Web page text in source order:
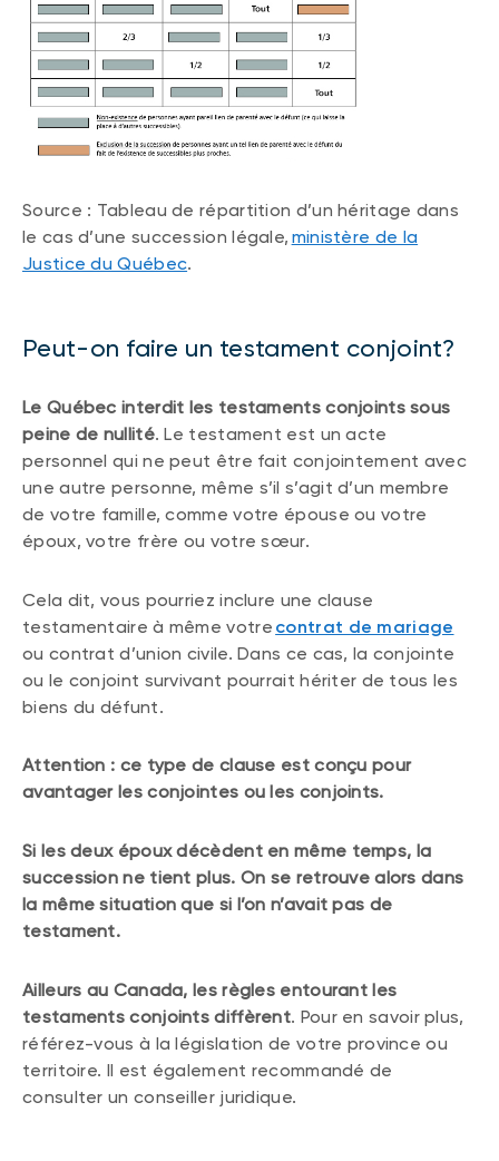
Source : Tableau de répartition d’un héritage dans
le cas d’une succession légale, ministère de la
Justice du Québec.
Peut-on faire un testament conjoint?
Le Québec interdit les testaments conjoints sous
peine de nullité. Le testament est un acte
personnel qui ne peut être fait conjointement avec
une autre personne, même s’il s’agit d’un membre
de votre famille, comme votre épouse ou votre
époux, votre frère ou votre sœur.
Cela dit, vous pourriez inclure une clause
testamentaire à même votre contrat de mariage
ou contrat d’union civile. Dans ce cas, la conjointe
ou le conjoint survivant pourrait hériter de tous les
biens du défunt.
Attention : ce type de clause est conçu pour
avantager les conjointes ou les conjoints.
Si les deux époux décèdent en même temps, la
succession ne tient plus. On se retrouve alors dans
la même situation que si l’on n’avait pas de
testament.
Ailleurs au Canada, les règles entourant les
testaments conjoints diffèrent. Pour en savoir plus,
référez-vous à la législation de votre province ou
territoire. Il est également recommandé de
consulter un conseiller juridique.